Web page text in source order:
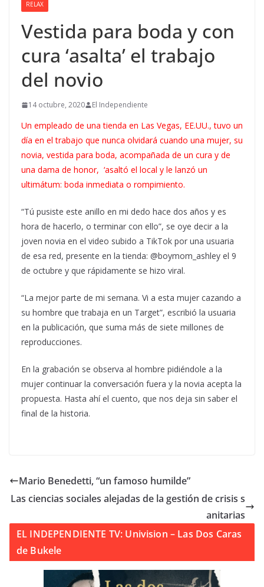
RELAX
Vestida para boda y con
cura ‘asalta’ el trabajo
del novio
14 octubre, 2020 El Independiente
Un empleado de una tienda en Las Vegas, EE.UU., tuvo un
día en el trabajo que nunca olvidará cuando una mujer, su
novia, vestida para boda, acompañada de un cura y de
una dama de honor, ‘asaltó el local y le lanzó un
ultimátum: boda inmediata o rompimiento.
“Tú pusiste este anillo en mi dedo hace dos años y es
hora de hacerlo, o terminar con ello”, se oye decir a la
joven novia en el video subido a TikTok por una usuaria
de esa red, presente en la tienda: @boymom_ashley el 9
de octubre y que rápidamente se hizo viral.
“La mejor parte de mi semana. Vi a esta mujer cazando a
su hombre que trabaja en un Target”, escribió la usuaria
en la publicación, que suma más de siete millones de
reproducciones.
En la grabación se observa al hombre pidiéndole a la
mujer continuar la conversación fuera y la novia acepta la
propuesta. Hasta ahí el cuento, que nos deja sin saber el
final de la historia.
Mario Benedetti, “un famoso humilde”
Las ciencias sociales alejadas de la gestión de crisis s
anitarias
EL INDEPENDIENTE TV: Univision – Las Dos Caras
de Bukele